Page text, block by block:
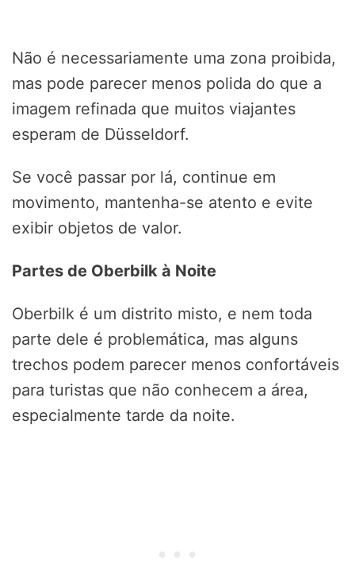
Não é necessariamente uma zona proibida,
mas pode parecer menos polida do que a
imagem refinada que muitos viajantes
esperam de Düsseldorf.
Se você passar por lá, continue em
movimento, mantenha-se atento e evite
exibir objetos de valor.
Partes de Oberbilk à Noite
Oberbilk é um distrito misto, e nem toda
parte dele é problemática, mas alguns
trechos podem parecer menos confortáveis
para turistas que não conhecem a área,
especialmente tarde da noite.